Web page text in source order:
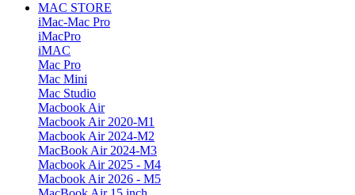
MAC STORE
iMac-Mac Pro
iMacPro
iMAC
Mac Pro
Mac Mini
Mac Studio
Macbook Air
Macbook Air 2020-M1
Macbook Air 2024-M2
MacBook Air 2024-M3
Macbook Air 2025 - M4
Macbook Air 2026 - M5